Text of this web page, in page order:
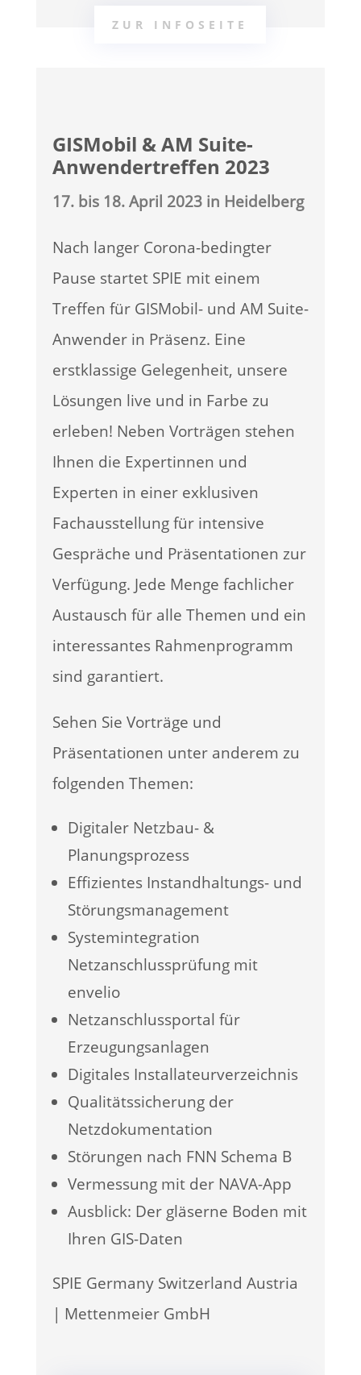
ZUR INFOSEITE
GISMobil & AM Suite-
Anwendertreffen 2023
17. bis 18. April 2023 in Heidelberg
Nach langer Corona-bedingter
Pause startet SPIE mit einem
Treffen für GISMobil- und AM Suite-
Anwender in Präsenz. Eine
erstklassige Gelegenheit, unsere
Lösungen live und in Farbe zu
erleben! Neben Vorträgen stehen
Ihnen die Expertinnen und
Experten in einer exklusiven
Fachausstellung für intensive
Gespräche und Präsentationen zur
Verfügung. Jede Menge fachlicher
Austausch für alle Themen und ein
interessantes Rahmenprogramm
sind garantiert.
Sehen Sie Vorträge und
Präsentationen unter anderem zu
folgenden Themen:
Digitaler Netzbau- &
Planungsprozess
Effizientes Instandhaltungs- und
Störungsmanagement
Systemintegration
Netzanschlussprüfung mit
envelio
Netzanschlussportal für
Erzeugungsanlagen
Digitales Installateurverzeichnis
Qualitätssicherung der
Netzdokumentation
Störungen nach FNN Schema B
Vermessung mit der NAVA-App
Ausblick: Der gläserne Boden mit
Ihren GIS-Daten
SPIE Germany Switzerland Austria
| Mettenmeier GmbH